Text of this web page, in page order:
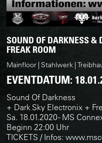
SOUND OF DARKNESS &
FREAK ROOM
Mainfloor Stahlwerk
EVENTDATUM:
Sound Of Darkness
+ Dark Sky Electronix +
Sa. 18.01.2020 - MS
Beginn 22:00 Uhr
TICKETS / Infos: